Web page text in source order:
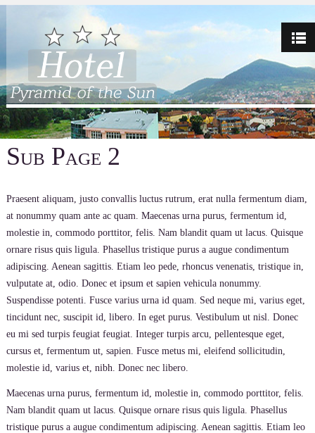
Sub Page 2
Praesent aliquam, justo convallis luctus rutrum, erat nulla fermentum diam,
at nonummy quam ante ac quam. Maecenas urna purus, fermentum id,
molestie in, commodo porttitor, felis. Nam blandit quam ut lacus. Quisque
ornare risus quis ligula. Phasellus tristique purus a augue condimentum
adipiscing. Aenean sagittis. Etiam leo pede, rhoncus venenatis, tristique in,
vulputate at, odio. Donec et ipsum et sapien vehicula nonummy.
Suspendisse potenti. Fusce varius urna id quam. Sed neque mi, varius eget,
tincidunt nec, suscipit id, libero. In eget purus. Vestibulum ut nisl. Donec
eu mi sed turpis feugiat feugiat. Integer turpis arcu, pellentesque eget,
cursus et, fermentum ut, sapien. Fusce metus mi, eleifend sollicitudin,
molestie id, varius et, nibh. Donec nec libero.
Maecenas urna purus, fermentum id, molestie in, commodo porttitor, felis.
Nam blandit quam ut lacus. Quisque ornare risus quis ligula. Phasellus
tristique purus a augue condimentum adipiscing. Aenean sagittis. Etiam leo